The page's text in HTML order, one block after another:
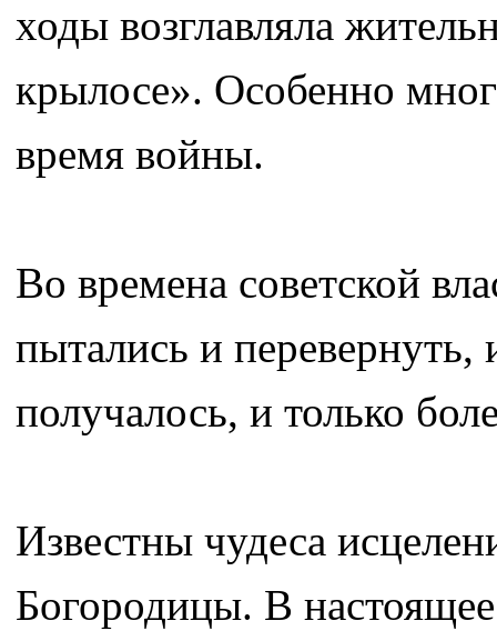
ходы возглавляла
крылосе». Особенно
время войны.
Во времена советской
пытались и перевернуть,
получалось, и только
Известны чудеса
Богородицы. В